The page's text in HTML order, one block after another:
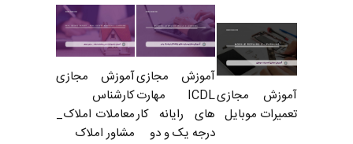
آموزش مجازی
تعمیرات موبایل
آموزش مجازی
ICDL مهارت
های رایانه کار
درجه یک و دو
آموزش مجازی
کارشناس
معاملات املاک_
مشاور املاک